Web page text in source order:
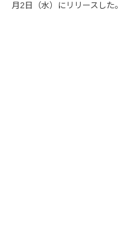
月2日（水）にリリースした。